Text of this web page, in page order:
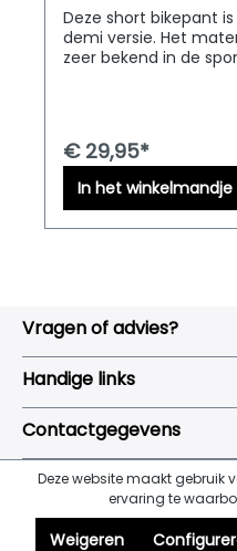
Deze short bikepant
demi versie. Het
zeer bekend in de
elastische band
zitten.D&M
Danser !
€ 29,95*
In het winkelmandje
Vragen of advies?
Handige links
Contactgegevens
Deze website maakt gebruik
ervaring te
Weigeren